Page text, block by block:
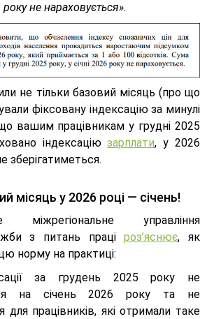
року не нараховується».
не тільки базовий місяць (про що
фіксовану індексацію за минулі
вашим працівникам у грудні 2025
індексаціюзарплати, у 2026
зберігатиметься.
місяць у 2026 році — січень!
міжрегіональне управління
з питань праціроз’яснює, як
норму на практиці:
за грудень 2025 року не
на січень 2026 року та не
для працівників, які отримали таке